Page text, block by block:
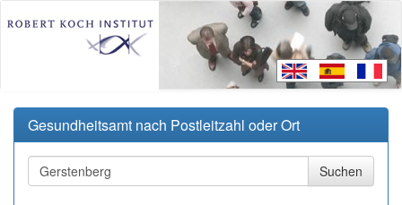
Gesundheitsamt nach Postleitzahl oder Ort